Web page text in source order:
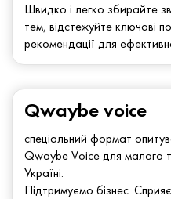
Qwaybe voice
спеціальний формат
Qwaybe Voice для малого
Україні.
Підтримуємо бізнес.
Швидко і легко збирайте
тем, відстежуйте ключові
рекомендації для